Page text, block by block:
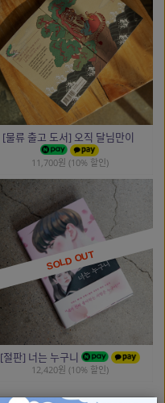
[물류 출고 도서] 오직 달님만이
11,700원 (10% 할인)
SOLD OUT
[절판] 너는 누구니
12,420원 (10% 할인)